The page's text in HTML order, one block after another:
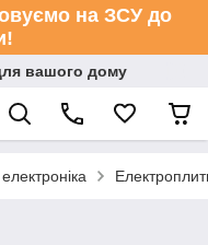
на ЗСУ до
вашого дому